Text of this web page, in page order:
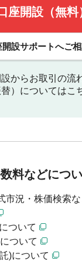
座開設（無料
開設サポートへご
からお取引の流
）についてはこ
料などにつ
市況・株価検索
ついて
ついて
)について